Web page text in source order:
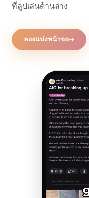
ที่ลูปเล่นด้านล่าง
ลองแบ่งหน้าจอ